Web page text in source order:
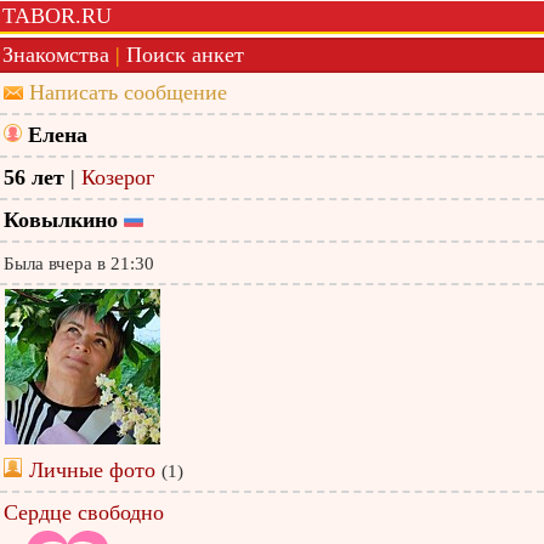
TABOR.RU
Знакомства | Поиск анкет
Написать сообщение
Елена
56 лет | Козерог
Ковылкино
Была вчера в 21:30
Личные фото (1)
Сердце свободно